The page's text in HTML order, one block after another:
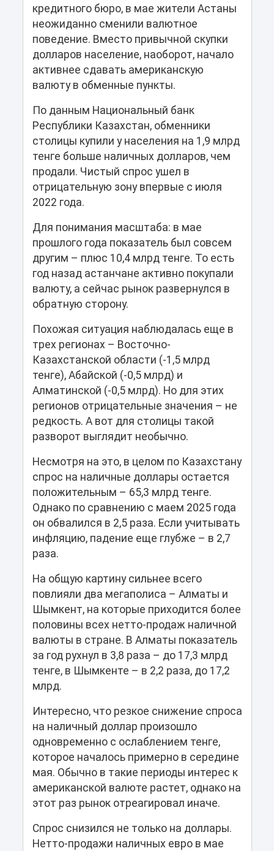
кредитного бюро, в мае жители Астаны
неожиданно сменили валютное
поведение. Вместо привычной скупки
долларов население, наоборот, начало
активнее сдавать американскую
валюту в обменные пункты.
По данным Национальный банк
Республики Казахстан, обменники
столицы купили у населения на 1,9 млрд
тенге больше наличных долларов, чем
продали. Чистый спрос ушел в
отрицательную зону впервые с июля
2022 года.
Для понимания масштаба: в мае
прошлого года показатель был совсем
другим – плюс 10,4 млрд тенге. То есть
год назад астанчане активно покупали
валюту, а сейчас рынок развернулся в
обратную сторону.
Похожая ситуация наблюдалась еще в
трех регионах – Восточно-
Казахстанской области (-1,5 млрд
тенге), Абайской (-0,5 млрд) и
Алматинской (-0,5 млрд). Но для этих
регионов отрицательные значения – не
редкость. А вот для столицы такой
разворот выглядит необычно.
Несмотря на это, в целом по Казахстану
спрос на наличные доллары остается
положительным – 65,3 млрд тенге.
Однако по сравнению с маем 2025 года
он обвалился в 2,5 раза. Если учитывать
инфляцию, падение еще глубже – в 2,7
раза.
На общую картину сильнее всего
повлияли два мегаполиса – Алматы и
Шымкент, на которые приходится более
половины всех нетто-продаж наличной
валюты в стране. В Алматы показатель
за год рухнул в 3,8 раза – до 17,3 млрд
тенге, в Шымкенте – в 2,2 раза, до 17,2
млрд.
Интересно, что резкое снижение спроса
на наличный доллар произошло
одновременно с ослаблением тенге,
которое началось примерно в середине
мая. Обычно в такие периоды интерес к
американской валюте растет, однако на
этот раз рынок отреагировал иначе.
Спрос снизился не только на доллары.
Нетто-продажи наличных евро в мае